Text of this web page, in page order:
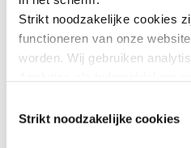
Strikt noodzakelijke cookies
functioneren van onze
worden. Wij gebruiken
zorgen ervoor dat je de
Strikt noodzakelijke cookies
Bedankt voor uw vrijgevigheid.